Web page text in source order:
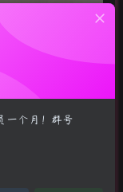
一个月！群号